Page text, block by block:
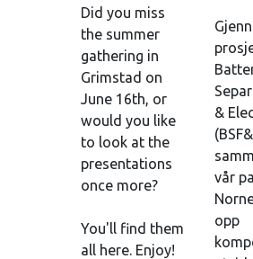
Did you miss
the summer
gathering in
Grimstad on
June 16th, or
would you like
to look at the
presentations
once more?
You'll find them
all here. Enjoy!
&
vår
opp